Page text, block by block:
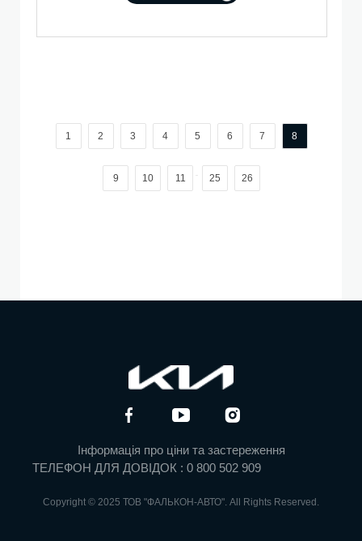
1 2 3 4 5 6 7 8
9 10 11 25 26
Інформація про ціни та застереження
ТЕЛЕФОН ДЛЯ ДОВІДОК : 0 800 502 909
Copyright © 2025 ТОВ "ФАЛЬКОН-АВТО". All Rights Reserved.